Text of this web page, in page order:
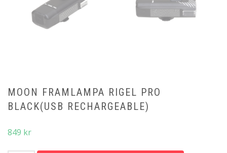
MOON FRAMLAMPA RIGEL PRO
BLACK(USB RECHARGEABLE)
849 kr